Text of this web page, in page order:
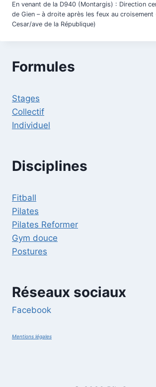
En venant de la D940 (Montargis) : Direction
de Gien – à droite après les feux au croisement
Cesar/ave de la République)
Formules
Stages
Collectif
Individuel
Disciplines
Fitball
Pilates
Pilates Reformer
Gym douce
Postures
Réseaux sociaux
Facebook
Mentions légales